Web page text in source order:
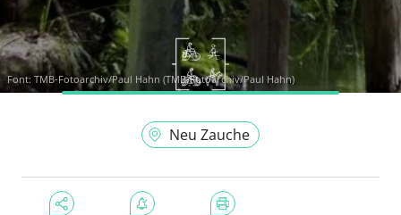
Font: TMB-Fotoarchiv/Paul Hahn (TMB-Fotoarchiv/Paul Hahn)
Neu Zauche